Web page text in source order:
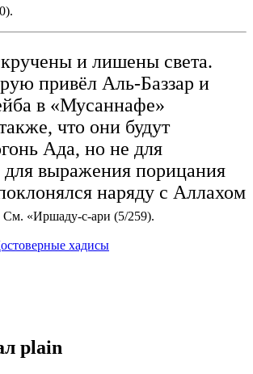
и лишены света.
привёл Аль-Баззар и
в «Мусаннафе»
что они будут
Ада, но не для
для выражения порицания
наряду с Аллахом
См. «Иршаду-с-ари (5/259).
хадисы
plain